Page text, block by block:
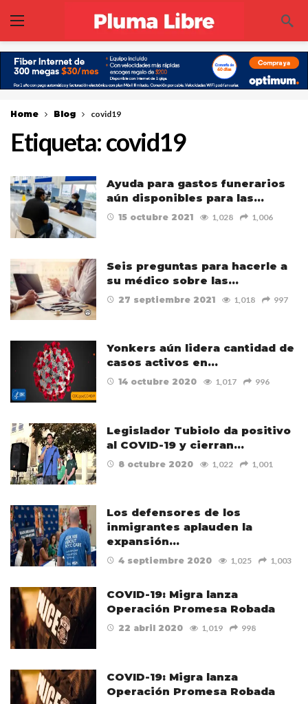
Home Blog covid19
Etiqueta:covid19
Ayuda para gastos funerarios
aún disponibles para las…
15 octubre 2021 1,028 1,006
Seis preguntas para hacerle a
su médico sobre las…
27 septiembre 2021 1,018 997
Yonkers aún lidera cantidad de
casos activos en…
14 octubre 2020 1,017 996
Legislador Tubiolo da positivo
al COVID-19 y cierran…
8 octubre 2020 1,022 1,001
Los defensores de los
inmigrantes aplauden la
expansión…
4 septiembre 2020 1,025 1,003
COVID-19: Migra lanza
Operación Promesa Robada
22 abril 2020 1,019 998
COVID-19: Migra lanza
Operación Promesa Robada